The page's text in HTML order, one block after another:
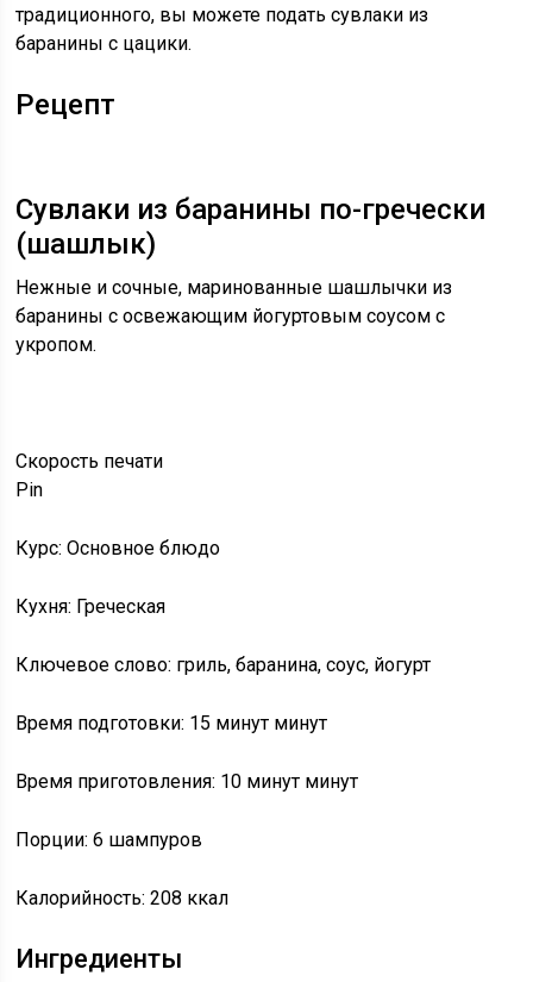
традиционного, вы можете подать сувлаки из
баранины с цацики.
Рецепт
Сувлаки из баранины по-гречески
(шашлык)
Нежные и сочные, маринованные шашлычки из
баранины с освежающим йогуртовым соусом с
укропом.
Скорость печати
Pin
Курс: Основное блюдо
Кухня: Греческая
Ключевое слово: гриль, баранина, соус, йогурт
Время подготовки: 15 минут минут
Время приготовления: 10 минут минут
Порции: 6 шампуров
Калорийность: 208 ккал
Ингредиенты